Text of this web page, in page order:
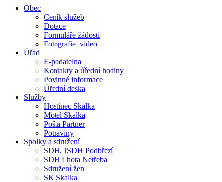
Obec
Ceník služeb
Dotace
Formuláře žádostí
Fotografie, video
Úřad
E-podatelna
Kontakty a úřední hodiny
Povinné informace
Úřední deska
Služby
Hostinec Skalka
Motel Skalka
Pošta Partner
Potraviny
Spolky a sdružení
SDH, JSDH Podbřezí
SDH Lhota Netřeba
Sdružení žen
SK Skalka